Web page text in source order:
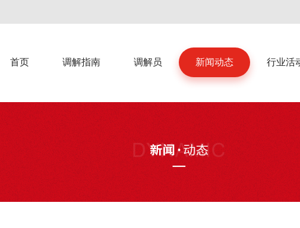
首页 调解指南 调解员 新闻动态 行业活